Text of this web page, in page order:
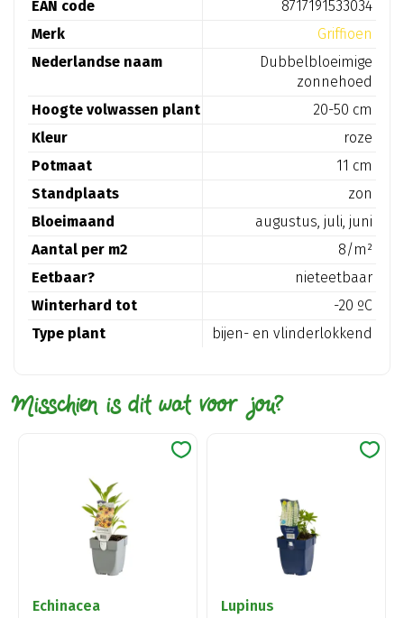
EAN code
8717191533034
Merk
Griffioen
Nederlandse naam
Dubbelbloeimige
zonnehoed
Hoogte volwassen plant
20-50 cm
Kleur
roze
Potmaat
11 cm
Standplaats
zon
Bloeimaand
augustus, juli, juni
Aantal per m2
8/m²
Eetbaar?
nieteetbaar
Winterhard tot
-20 ºC
Type plant
bijen- en vlinderlokkend
Misschien is dit wat voor jou?
Echinacea
Lupinus